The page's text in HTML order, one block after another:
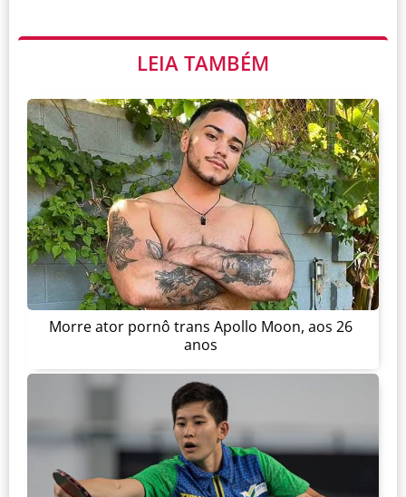
LEIA TAMBÉM
Morre ator pornô trans Apollo Moon, aos 26
anos